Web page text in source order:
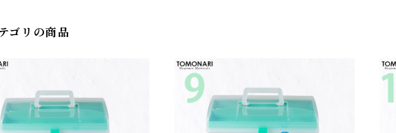
ゴリの商品